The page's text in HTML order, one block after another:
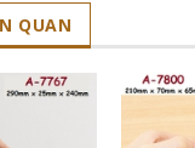
QUAN